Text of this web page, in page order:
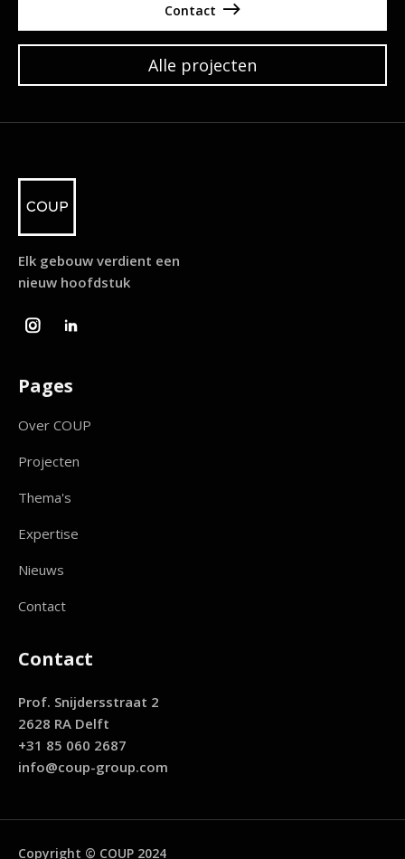
Contact 
Alle projecten
Elk gebouw verdient een
nieuw hoofdstuk
 
Contact
Prof. Snijdersstraat 2
2628 RA Delft
+31 85 060 2687
info@coup-group.com
Pages
Over COUP
Projecten
Thema's
Expertise
Nieuws
Contact
Copyright © COUP 2024